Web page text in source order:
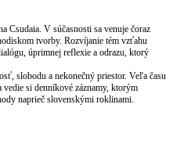
Csudaia. V súčasnosti sa venuje čoraz
tvorby. Rozvíjanie tém vzťahu
úprimnej reflexie a odrazu, ktorý
slobodu a nekonečný priestor. Veľa času
si denníkové záznamy, ktorým
naprieč slovenskými roklinami.